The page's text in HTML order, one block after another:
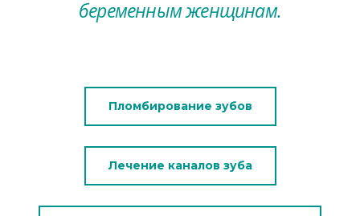
беременным женщинам.
Пломбирование зубов
Лечение каналов зуба